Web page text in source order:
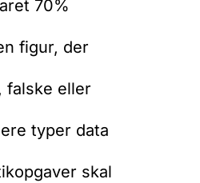
70%
figur, der
falske eller
typer data
skal